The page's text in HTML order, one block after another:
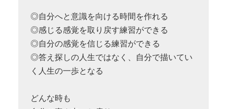
◎自分へと意識を向ける時間を作れる
◎感じる感覚を取り戻す練習ができる
◎自分の感覚を信じる練習ができる
◎答え探しの人生ではなく、自分で描いてい
く人生の一歩となる
どんな時も